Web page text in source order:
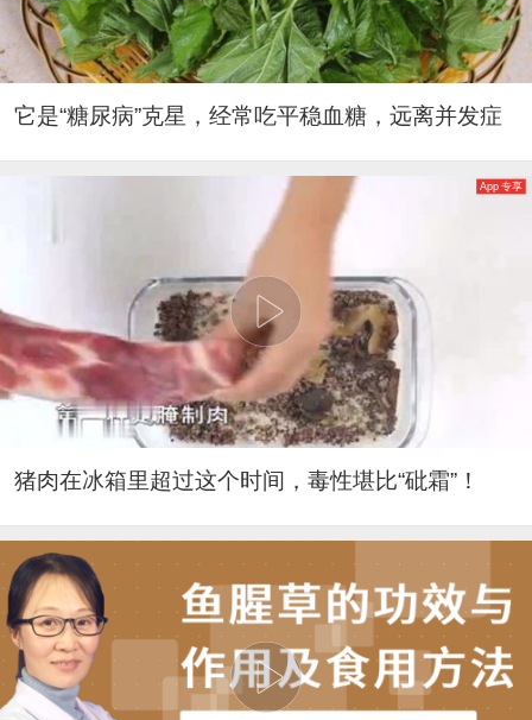
它是“糖尿病”克星，经常吃平稳血糖，远离并发症
App 专享
猪肉在冰箱里超过这个时间，毒性堪比“砒霜”！